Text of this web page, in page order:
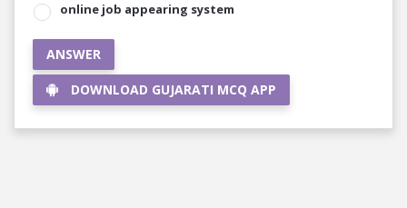
online job appearing system
ANSWER
DOWNLOAD GUJARATI MCQ APP